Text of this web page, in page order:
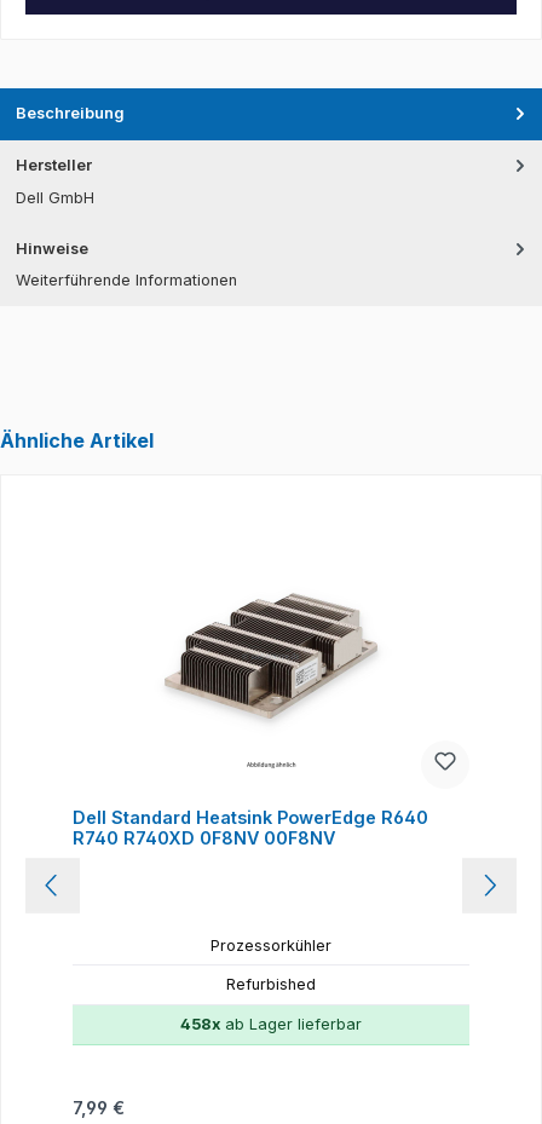
Beschreibung
Hersteller
Dell GmbH
Hinweise
Weiterführende Informationen
Ähnliche Artikel
Dell Standard Heatsink PowerEdge R640
R740 R740XD 0F8NV 00F8NV
Prozessorkühler
Refurbished
458x ab Lager lieferbar
Regulärer Preis:
7,99 €